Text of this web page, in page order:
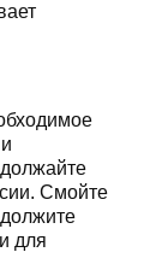
Смойте
для